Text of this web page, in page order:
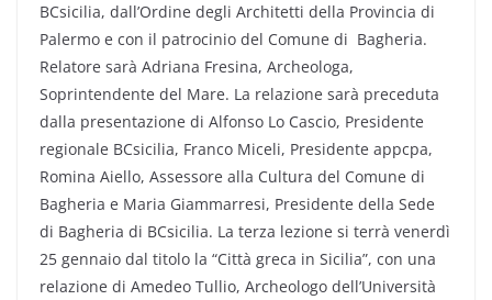
BCsicilia, dall’Ordine degli Architetti della Provincia di
Palermo e con il patrocinio del Comune di Bagheria.
Relatore sarà Adriana Fresina, Archeologa,
Soprintendente del Mare. La relazione sarà preceduta
dalla presentazione di Alfonso Lo Cascio, Presidente
regionale BCsicilia, Franco Miceli, Presidente appcpa,
Romina Aiello, Assessore alla Cultura del Comune di
Bagheria e Maria Giammarresi, Presidente della Sede
di Bagheria di BCsicilia. La terza lezione si terrà venerdì
25 gennaio dal titolo la “Città greca in Sicilia”, con una
relazione di Amedeo Tullio, Archeologo dell’Università